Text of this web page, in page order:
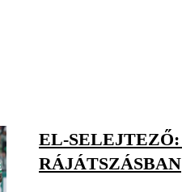
EL-
RÁJÁTSZÁSBAN